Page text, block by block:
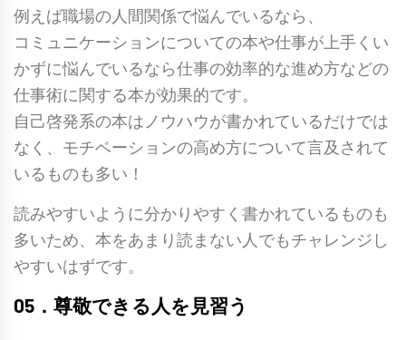
例えば職場の人間関係で悩んでいるなら、
コミュニケーションについての本や仕事が上手くい
かずに悩んでいるなら仕事の効率的な進め方などの
仕事術に関する本が効果的です。
自己啓発系の本はノウハウが書かれているだけでは
なく、モチベーションの高め方について言及されて
いるものも多い！
読みやすいように分かりやすく書かれているものも
多いため、本をあまり読まない人でもチャレンジし
やすいはずです。
05．尊敬できる人を見習う